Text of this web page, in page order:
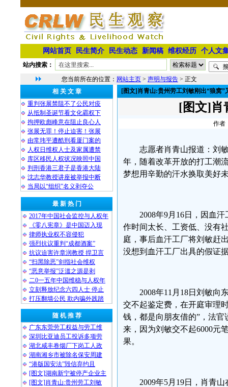
网站首页 民生简介 民生动态 新闻稿 维权经历 个人文
站内搜索：
您当前所在的位置： 网站主页 > 声明与报告 > 正文
相 关 文 章
重判张展禁阻不了公民对疫
从抵制圣诞节看文化霸权下
拘押欧彪峰意在阻止良心人
张展无罪！停止迫害！张展
由常玮平遭酷刑看厦门案的
人权日维权人士及家属遭禁
库区移民人权状况映照中国
判刑香港三君子是香港大陆
沈志华教授讲座被举报中断
当局以“组织”名义剥夺公
最 新 热 门
2017年中国社会监控与人权年
《零八宪章》是中国迈入现
律师执业权不容侵犯
强烈抗议重判“成都酒案”
抗议迫害许章润教授 捍卫言
“扫黑除恶”剑指社会维权
“恶意举报”泛滥之源是剥
二0一五年中国维稳与人权年
立刻释放纪念六四人士 停止
打压翻墙公民 欺内骗外践踏
随 机 推 荐
广东东莞劳工权益与劳工维
深圳比亚迪员工投诉多项劳
湖北咸丰卷烟厂下岗工人政
湖南湘乡市被除名保安周建
“港版国安法”毁信弃约且
[图文]湖南新宁被停产企业主
[图文]肖青山:贵州劳工刘敏
[图文]肖青山:贵州劳工刘敏刚出“狼窝”
[图文]肖
作者
志愿者肖青山报道：刘
年，随着改革开放的打工潮
梦想用辛勤的汗水换取美好
2008年9月16日，因血
作时间太长、工资低、没有
庭，事后血汗工厂将刘敏赶
没想到血汗工厂出具的假证
2008年11月18日刘敏向
交不起鉴定费，在开庭审理
钱，都是向朋友借的”，法官
来，因为刘敏交不起6000元
果。
2009年5月19日，肖青